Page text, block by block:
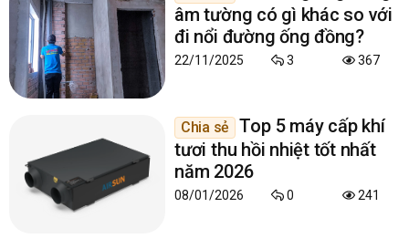
âm tường có gì khác so với
đi nổi đường ống đồng?
22/11/2025 3 367
Chia sẻ
Top 5 máy cấp khí
tươi thu hồi nhiệt tốt nhất
năm 2026
08/01/2026 0 241